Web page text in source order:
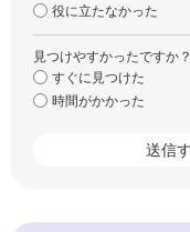
役に立たなかった
見つけやすかったですか？
すぐに見つけた
時間がかかった